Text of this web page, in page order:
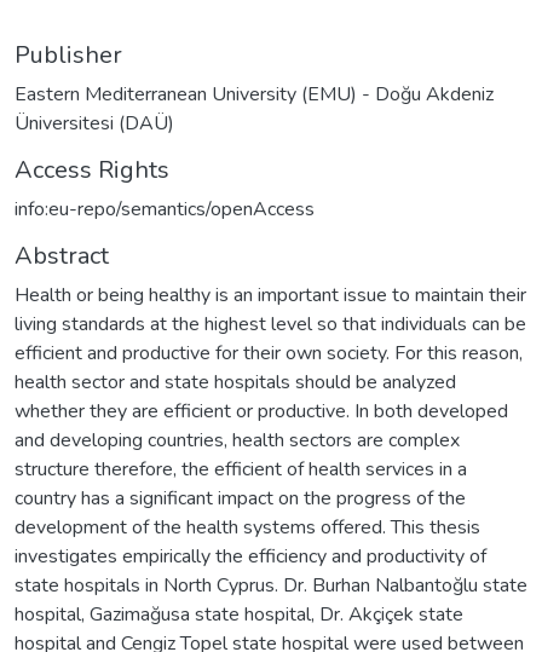
Publisher
Eastern Mediterranean University (EMU) - Doğu Akdeniz
Üniversitesi (DAÜ)
Access Rights
info:eu-repo/semantics/openAccess
Abstract
Health or being healthy is an important issue to maintain their
living standards at the highest level so that individuals can be
efficient and productive for their own society. For this reason,
health sector and state hospitals should be analyzed
whether they are efficient or productive. In both developed
and developing countries, health sectors are complex
structure therefore, the efficient of health services in a
country has a significant impact on the progress of the
development of the health systems offered. This thesis
investigates empirically the efficiency and productivity of
state hospitals in North Cyprus. Dr. Burhan Nalbantoğlu state
hospital, Gazimağusa state hospital, Dr. Akçiçek state
hospital and Cengiz Topel state hospital were used between